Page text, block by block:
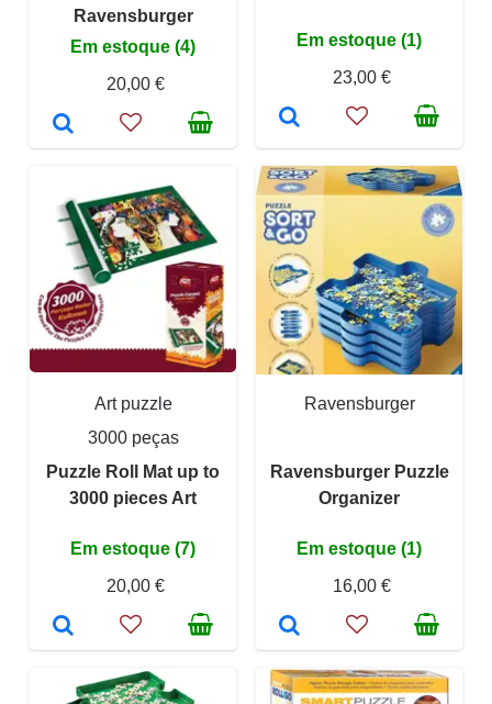
Ravensburger
Em estoque (4)
20,00 €
Em estoque (1)
23,00 €
Art puzzle
3000 peças
Puzzle Roll Mat up to
3000 pieces Art
Em estoque (7)
20,00 €
Ravensburger
Ravensburger Puzzle
Organizer
Em estoque (1)
16,00 €